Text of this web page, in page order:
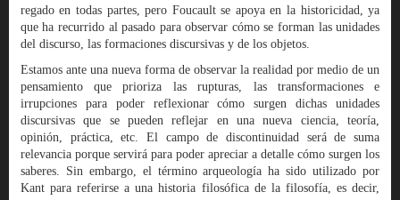
regado en todas partes, pero Foucault se apoya en la historicidad, ya
que ha recurrido al pasado para observar cómo se forman las unidades
del discurso, las formaciones discursivas y de los objetos.
Estamos ante una nueva forma de observar la realidad por medio de un
pensamiento que prioriza las rupturas, las transformaciones e
irrupciones para poder reflexionar cómo surgen dichas unidades
discursivas que se pueden reflejar en una nueva ciencia, teoría,
opinión, práctica, etc. El campo de discontinuidad será de suma
relevancia porque servirá para poder apreciar a detalle cómo surgen los
saberes. Sin embargo, el término arqueología ha sido utilizado por
Kant para referirse a una historia filosófica de la filosofía, es decir,